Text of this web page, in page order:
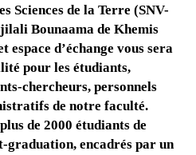
Sciences de la Terre (SNV-
Bounaama de Khemis
espace d’échange vous sera
pour les étudiants,
chercheurs, personnels
de notre faculté.
de 2000 étudiants de
graduation, encadrés par un